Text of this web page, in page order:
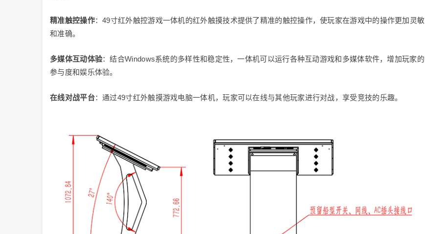
精准触控操作：49寸红外触控游戏一体机的红外触摸技术提供了精准的触控操作，使玩家在游戏中的操作更加灵敏
和准确。
多媒体互动体验：结合Windows系统的多样性和稳定性，一体机可以运行各种互动游戏和多媒体软件，增加玩家的
参与度和娱乐体验。
在线对战平台：通过49寸红外触摸游戏电脑一体机，玩家可以在线与其他玩家进行对战，享受竞技的乐趣。